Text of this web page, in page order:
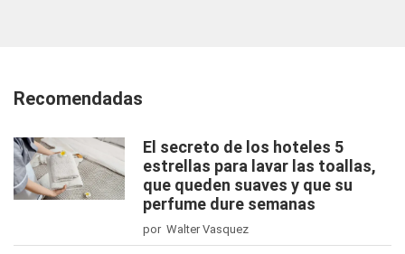
Recomendadas
El secreto de los hoteles 5
estrellas para lavar las toallas,
que queden suaves y que su
perfume dure semanas
por Walter Vasquez